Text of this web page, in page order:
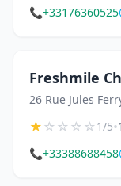
📞+33176360525
Freshmile
26 Rue Jules
★☆☆☆☆1/5•
📞+33388688458